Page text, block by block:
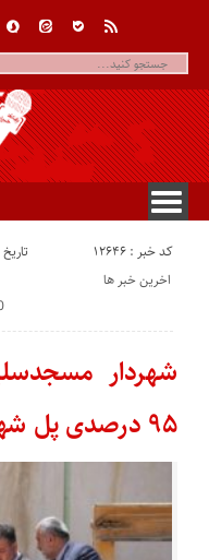
کد خبر : 12646 تاریخ
0
اخرین خبر ها
شهردار
۹۵ درصدی پل شهید داریوش محمدی